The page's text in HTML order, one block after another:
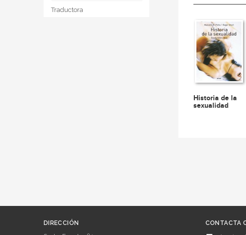
Traductora
Historia de la
sexualidad
DIRECCIÓN
CONTACTA